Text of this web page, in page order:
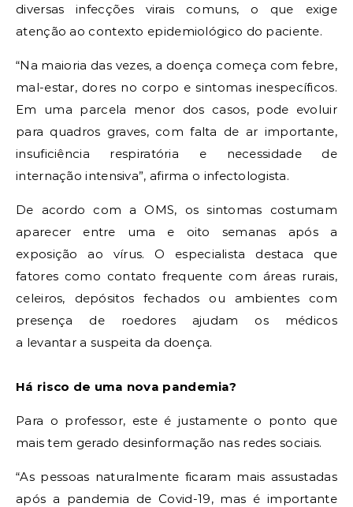
diversas infecções virais comuns, o que exige
atenção ao contexto epidemiológico do paciente.
“Na maioria das vezes, a doença começa com febre,
mal-estar, dores no corpo e sintomas inespecíficos.
Em uma parcela menor dos casos, pode evoluir
para quadros graves, com falta de ar importante,
insuficiência respiratória e necessidade de
internação intensiva”, afirma o infectologista.
De acordo com a OMS, os sintomas costumam
aparecer entre uma e oito semanas após a
exposição ao vírus. O especialista destaca que
fatores como contato frequente com áreas rurais,
celeiros, depósitos fechados ou ambientes com
presença de roedores ajudam os médicos
a levantar a suspeita da doença.
Há risco de uma nova pandemia?
Para o professor, este é justamente o ponto que
mais tem gerado desinformação nas redes sociais.
“As pessoas naturalmente ficaram mais assustadas
após a pandemia de Covid-19, mas é importante